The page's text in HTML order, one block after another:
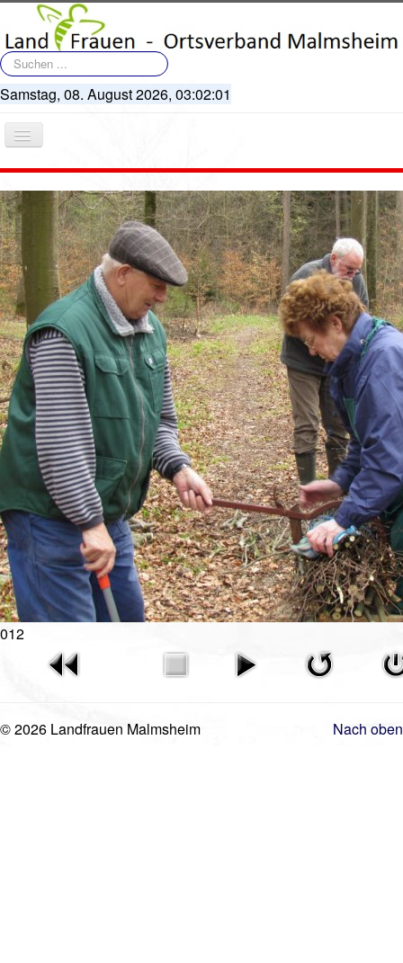
Suchen
...
Samstag, 08. August 2026, 03:02:01
Navigation
an/aus
Terminkalender
Artikel
Bildergalerie
Videos
Vorstand
Geschichte
Gästebuch
Mitgliederanmeldung
Kontakt
Impressum
012
Nach oben
© 2026 Landfrauen Malmsheim